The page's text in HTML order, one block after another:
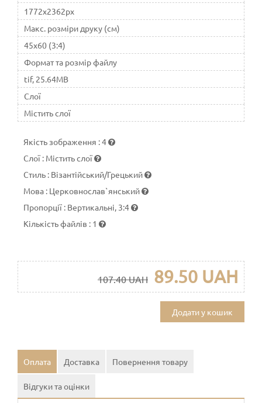
1772x2362px
Макс. розміри друку (см)
45x60 (3:4)
Формат та розмір файлу
tif, 25.64MB
Слої
Містить слої
Якість зображення :4
Слої : Містить слої
Стиль : Візантійський/Грецький
Мова : Церковнослав`янський
Пропорції : Вертикальні, 3:4
Кількість файлів : 1
107.40 UAH 89.50 UAH
Додати у кошик
Оплата Доставка Повернення товару
Відгуки та оцінки